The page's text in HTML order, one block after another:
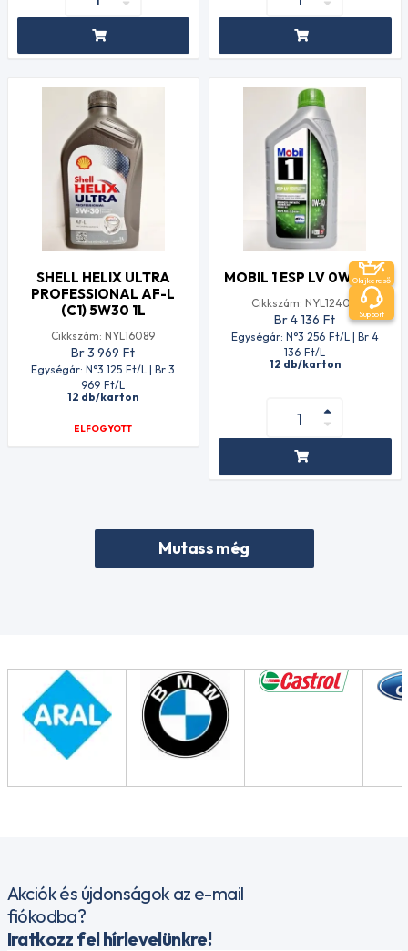
SHELL HELIX ULTRA
PROFESSIONAL AF-L
(C1) 5W30 1L
Cikkszám: NYL16089
Br 3 969 Ft
Egységár: N°3 125 Ft/L | Br 3
969 Ft/L
12 db/karton
ELFOGYOTT
MOBIL 1 ESP LV 0W30 1L
Cikkszám: NYL12400
Br 4 136 Ft
Egységár: N°3 256 Ft/L | Br 4
136 Ft/L
12 db/karton
Mutass még
Akciók és újdonságok az e-mail
fiókodba?
Iratkozz fel hírlevelünkre!
Olajkereső
Support